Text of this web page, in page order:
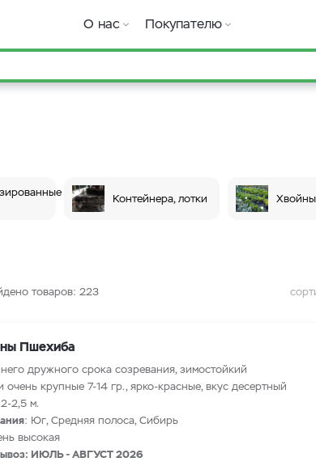
О нас Покупателю
Контейнера, лотки
товаров: 223
Пшехиба
дружного срока созревания, зимостойкий
очень крупные 7-14 гр., ярко-красные, вкус десертный
2,5 м.
: Юг, Средняя полоса, Сибирь
высокая
ИЮЛЬ - АВГУСТ 2026